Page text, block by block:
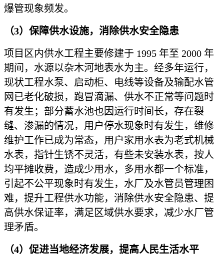
爆管现象频发。
（3）保障供水设施，消除供水安全隐患
项目区内供水工程主要修建于 1995 年至 2000 年
期间，水源以杂木河地表水为主。经多年运行，
现状工程水泵、启动柜、电线等设备及输配水管
网已老化破损，跑冒滴漏、供水不正常等问题时
有发生；部分蓄水池也因运行时间长，存在裂
缝、渗漏的情况，用户停水现象时有发生，维修
维护工作已成为常态，用户家用水表为老式机械
水表，指针生锈不灵活，有些未安装水表，按人
均平摊收费，造成少用水，多用水都一个标准，
引起不公平现象时有发生，水厂及水管员管理困
难，提升工程供水功能，消除供水安全隐患、提
高供水保证率，满足区域供水要求，减少水厂管
理矛盾。
（4）促进当地经济发展，提高人民生活水平